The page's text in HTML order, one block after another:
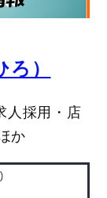
）
人採用・店
か